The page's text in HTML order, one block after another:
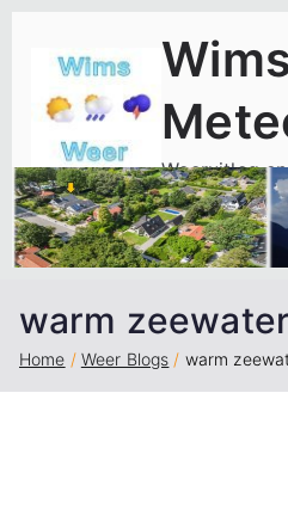
inhoud
Weeruitleg
warm zeewater
Home Weer Blogs warm